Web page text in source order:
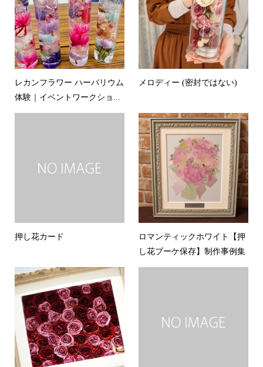
レカンフラワー ハーバリウム
体験｜イベントワークショ...
メロディー (密封ではない)
押し花カード
ロマンティックホワイト【押
し花ブーケ保存】制作事例集